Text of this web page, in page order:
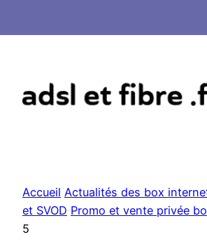
Accueil Actualités des box
et SVOD Promo et vente privée
5